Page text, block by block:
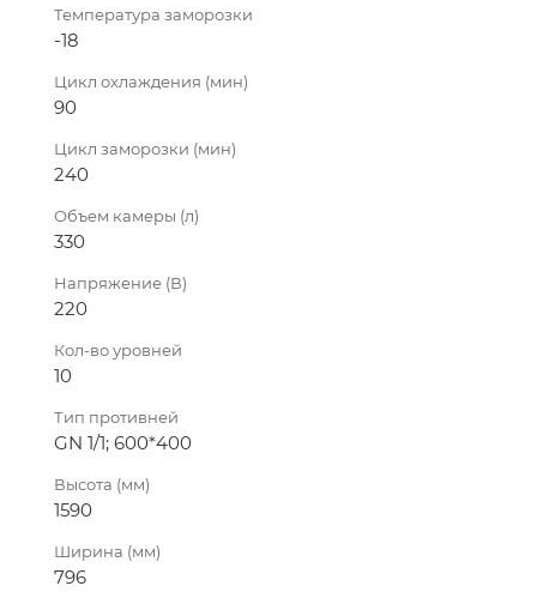
Температура заморозки
-18
Цикл охлаждения (мин)
90
Цикл заморозки (мин)
240
Объем камеры (л)
330
Напряжение (В)
220
Кол-во уровней
10
Тип противней
GN 1/1; 600*400
Высота (мм)
1590
Ширина (мм)
796